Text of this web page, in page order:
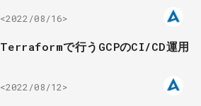
<2022/08/16>
Terraformで行うGCPのCI/CD運用
<2022/08/12>